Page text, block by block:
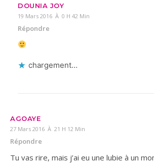
DOUNIA JOY
19 Mars 2016 À 0 H 42 Min
Répondre
chargement…
AGOAYE
27 Mars 2016 À 21 H 12 Min
Répondre
Tu vas rire, mais j’ai eu une lubie à un